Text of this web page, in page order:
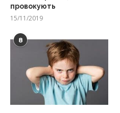
провокують
15/11/2019
8